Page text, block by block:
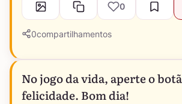
0
0compartilhamentos
No jogo da vida, aperte o
felicidade. Bom dia!